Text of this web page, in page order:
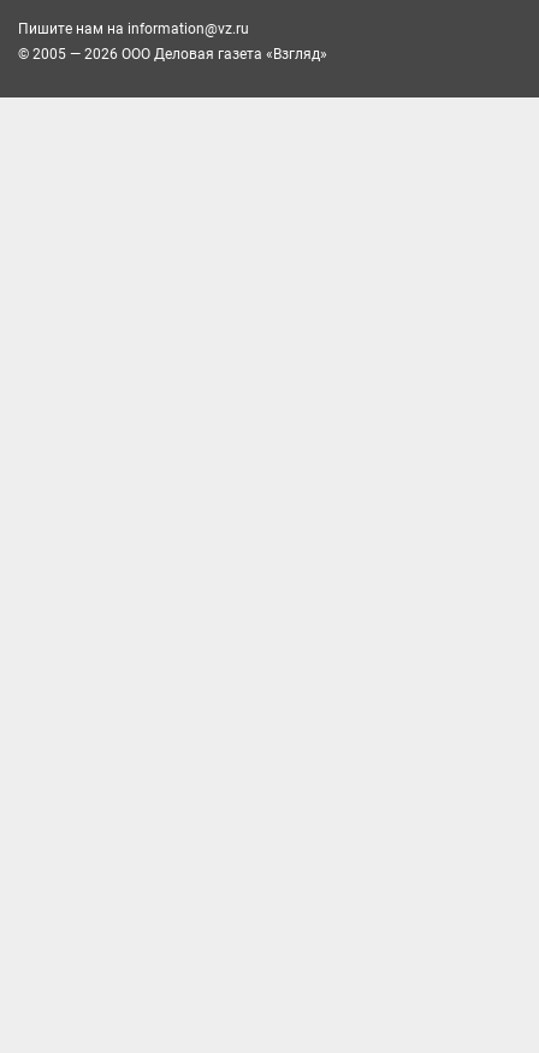
Пишите нам на information@vz.ru
© 2005 — 2026 ООО Деловая газета «Взгляд»